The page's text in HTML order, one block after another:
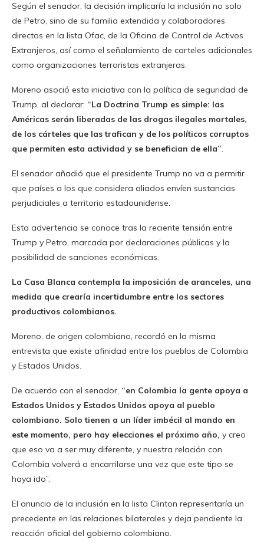
Según el senador, la decisión implicaría la inclusión no solo
de Petro, sino de su familia extendida y colaboradores
directos en la lista Ofac, de la Oficina de Control de Activos
Extranjeros, así como el señalamiento de carteles adicionales
como organizaciones terroristas extranjeras.
Moreno asoció esta iniciativa con la política de seguridad de
Trump, al declarar: “La Doctrina Trump es simple: las
Américas serán liberadas de las drogas ilegales mortales,
de los cárteles que las trafican y de los políticos corruptos
que permiten esta actividad y se benefician de ella”.
El senador añadió que el presidente Trump no va a permitir
que países a los que considera aliados envíen sustancias
perjudiciales a territorio estadounidense.
Esta advertencia se conoce tras la reciente tensión entre
Trump y Petro, marcada por declaraciones públicas y la
posibilidad de sanciones económicas.
La Casa Blanca contempla la imposición de aranceles, una
medida que crearía incertidumbre entre los sectores
productivos colombianos.
Moreno, de origen colombiano, recordó en la misma
entrevista que existe afinidad entre los pueblos de Colombia
y Estados Unidos.
De acuerdo con el senador, “en Colombia la gente apoya a
Estados Unidos y Estados Unidos apoya al pueblo
colombiano. Solo tienen a un líder imbécil al mando en
este momento, pero hay elecciones el próximo año, y creo
que eso va a ser muy diferente, y nuestra relación con
Colombia volverá a encarrilarse una vez que este tipo se
haya ido”.
El anuncio de la inclusión en la lista Clinton representaría un
precedente en las relaciones bilaterales y deja pendiente la
reacción oficial del gobierno colombiano.